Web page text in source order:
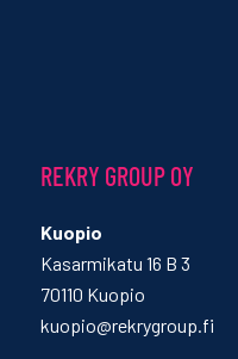
REKRY GROUP OY
Kuopio
Kasarmikatu 16 B 3
70110 Kuopio
kuopio@rekrygroup.fi